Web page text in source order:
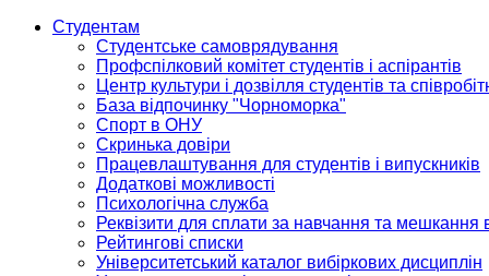
Студентам
Студентське самоврядування
Профспілковий комітет студентів і аспірантів
Центр культури і дозвілля студентів та
База відпочинку "Чорноморка"
Спорт в ОНУ
Скринька довіри
Працевлаштування для студентів і випускників
Додаткові можливості
Психологічна служба
Реквізити для сплати за навчання та мешкання
Рейтингові списки
Університетський каталог вибіркових дисциплін